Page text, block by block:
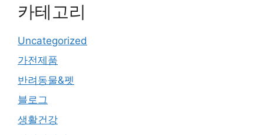
카테고리
Uncategorized
가전제품
반려동물&펫
블로그
생활건강